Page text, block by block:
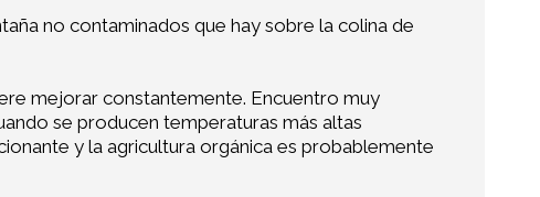
no contaminados que hay sobre la colina de
mejorar constantemente. Encuentro muy
se producen temperaturas más altas
y la agricultura orgánica es probablemente